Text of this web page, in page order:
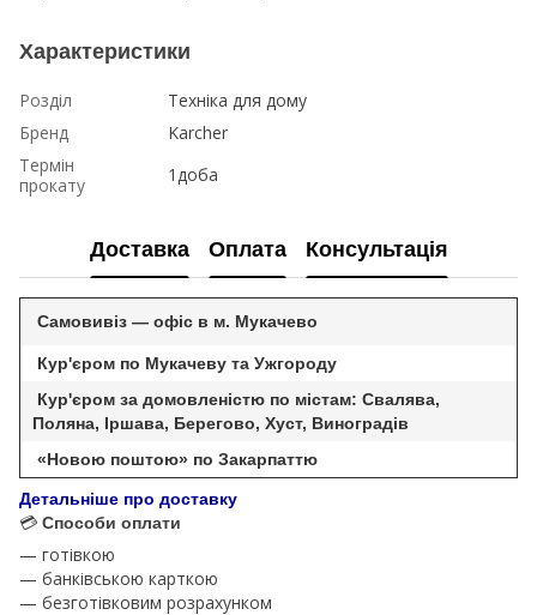
Характеристики
Розділ
Техніка для дому
Бренд
Karcher
Термін
прокату
1доба
Доставка Оплата Консультація
Самовивіз — офіс в м. Мукачево
Кур'єром по Мукачеву та Ужгороду
Кур'єром за домовленістю по містам: Свалява,
Поляна, Іршава, Берегово, Хуст, Виноградів
«Новою поштою» по Закарпаттю
Детальніше про доставку
💳 Способи оплати
— готівкою
— банківською карткою
— безготівковим розрахунком